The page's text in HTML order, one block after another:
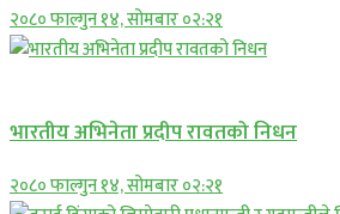
२०८० फाल्गुन १४, सोमबार ०२:२१
भारतीय अभिनेता प्रदीप रावतको निधन
२०८० फाल्गुन १४, सोमबार ०२:२१